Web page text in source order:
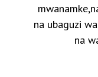
na ubaguzi
na